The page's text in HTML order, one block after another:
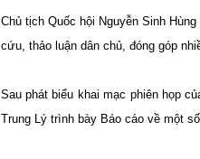
Chủ tịch Quốc hội Nguyễn Sinh Hùng
cứu, thảo luận dân chủ, đóng góp
Sau phát biểu khai mạc phiên họp
Trung Lý trình bày Báo cáo về một